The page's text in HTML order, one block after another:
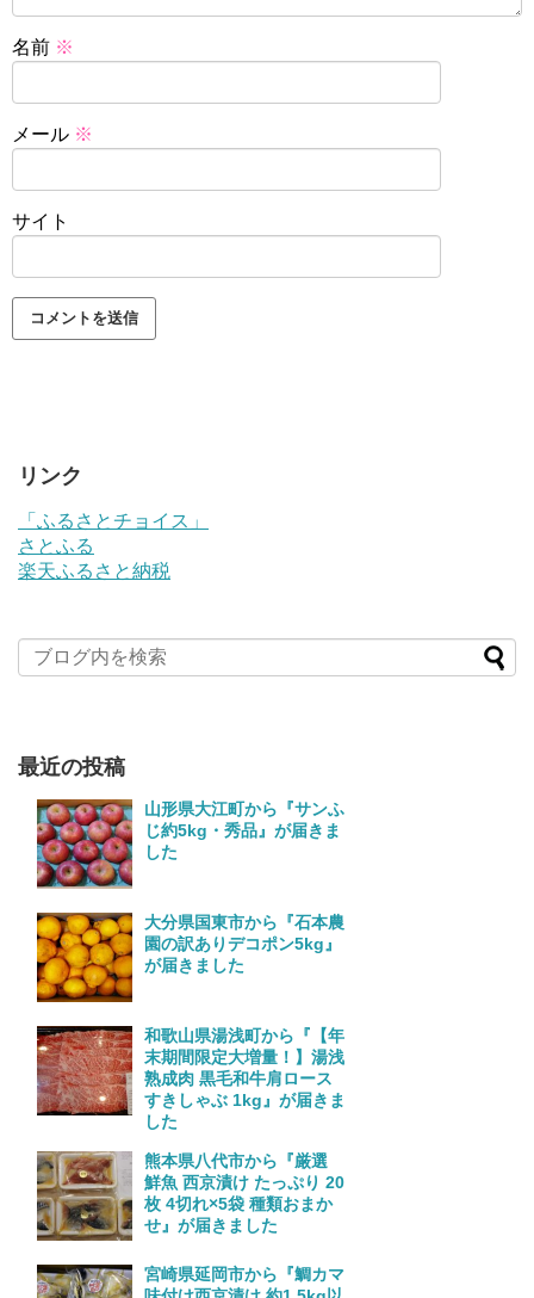
名前 ※
メール ※
サイト
リンク
「ふるさとチョイス」
さとふる
楽天ふるさと納税
最近の投稿
山形県大江町から『サンふ
じ約5kg・秀品』が届きま
した
大分県国東市から『石本農
園の訳ありデコポン5kg』
が届きました
和歌山県湯浅町から『【年
末期間限定大増量！】湯浅
熟成肉 黒毛和牛肩ロース
すきしゃぶ 1kg』が届きま
した
熊本県八代市から『厳選
鮮魚 西京漬け たっぷり 20
枚 4切れ×5袋 種類おまか
せ』が届きました
宮崎県延岡市から『鯛カマ